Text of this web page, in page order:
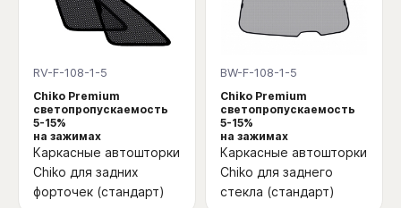
RV-F-108-1-5
Chiko Premium
светопропускаемость
5-15%
на зажимах
Каркасные автошторки
Chiko для задних
форточек (стандарт)
BW-F-108-1-5
Chiko Premium
светопропускаемость
5-15%
на зажимах
Каркасные автошторки
Chiko для заднего
стекла (стандарт)